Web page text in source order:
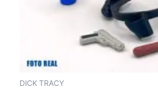
DICK TRACY